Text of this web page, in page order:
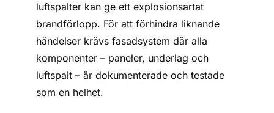
luftspalter kan ge ett explosionsartat
brandförlopp. För att förhindra liknande
händelser krävs fasadsystem där alla
komponenter – paneler, underlag och
luftspalt – är dokumenterade och testade
som en helhet.